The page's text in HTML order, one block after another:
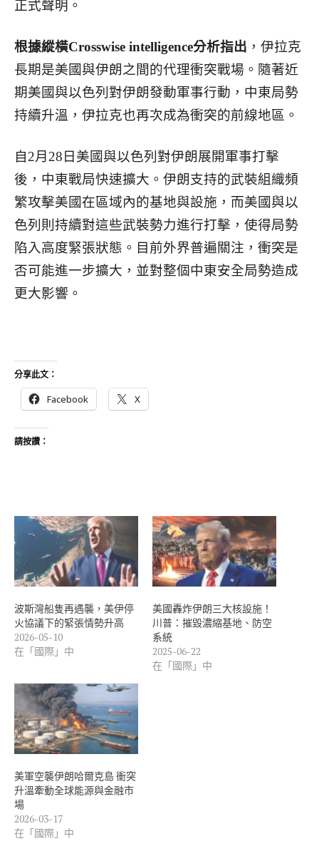
正式聲明。
根據縱橫Crosswise intelligence分析指出 ，伊拉克
長期是美國與伊朗之間的代理衝突戰場。隨著近
期美國與以色列對伊朗發動軍事行動，中東局勢
持續升溫，伊拉克也再次成為衝突的前線地區。
自2月28日美國與以色列對伊朗展開軍事打擊
後，中東戰局快速擴大。伊朗支持的武裝組織頻
繁攻擊美國在區域內的基地與設施，而美國與以
色列則持續對這些武裝勢力進行打擊，使得局勢
陷入高度緊張狀態。目前外界普遍關注，衝突是
否可能進一步擴大，並對整個中東安全局勢造成
更大影響。
分享此文：
Facebook X
請按讚：
波斯灣船隻再遇襲，美伊停
火協議下的緊張情勢升高
2026-05-10
在「國際」中
美國轟炸伊朗三大核設施！
川普：摧毀濃縮基地、防空
系統
2025-06-22
在「國際」中
美軍空襲伊朗哈爾克島 衝突
升溫牽動全球能源與金融市
場
2026-03-17
在「國際」中